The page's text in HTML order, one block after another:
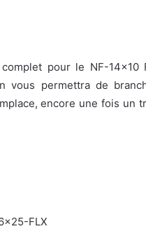
pour le NF-
vous permettra de
encore une fois un